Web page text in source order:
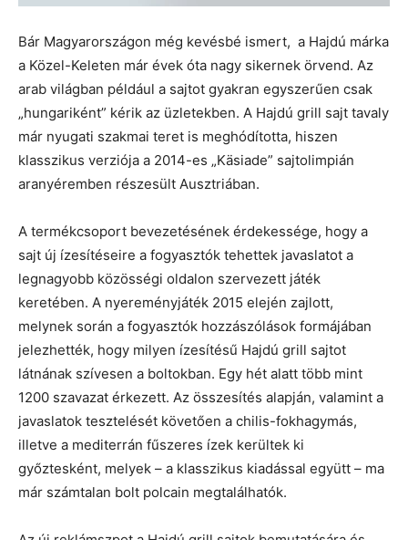
Bár Magyarországon még kevésbé ismert, a Hajdú márka
a Közel-Keleten már évek óta nagy sikernek örvend. Az
arab világban például a sajtot gyakran egyszerűen csak
„hungariként” kérik az üzletekben. A Hajdú grill sajt tavaly
már nyugati szakmai teret is meghódította, hiszen
klasszikus verziója a 2014-es „Käsiade” sajtolimpián
aranyéremben részesült Ausztriában.
A termékcsoport bevezetésének érdekessége, hogy a
sajt új ízesítéseire a fogyasztók tehettek javaslatot a
legnagyobb közösségi oldalon szervezett játék
keretében. A nyereményjáték 2015 elején zajlott,
melynek során a fogyasztók hozzászólások formájában
jelezhették, hogy milyen ízesítésű Hajdú grill sajtot
látnának szívesen a boltokban. Egy hét alatt több mint
1200 szavazat érkezett. Az összesítés alapján, valamint a
javaslatok tesztelését követően a chilis-fokhagymás,
illetve a mediterrán fűszeres ízek kerültek ki
győztesként, melyek – a klasszikus kiadással együtt – ma
már számtalan bolt polcain megtalálhatók.